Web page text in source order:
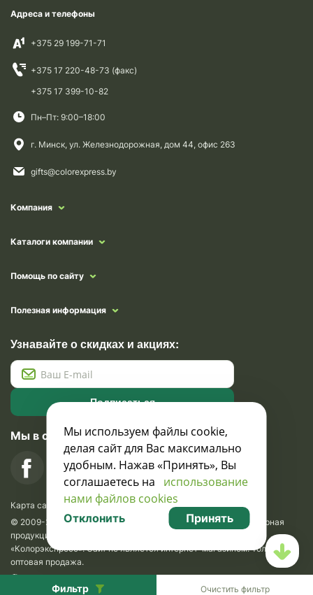
Фильтр Очистить фильтр
Адреса и телефоны
+375 29 199-71-71
+375 17 220-48-73 (факс)
+375 17 399-10-82
Пн–Пт: 9:00–18:00
г. Минск, ул. Железнодорожная, дом 44, офис 263
gifts@colorexpress.by
Компания
Каталоги компании
Помощь по сайту
Полезная информация
Узнавайте о скидках и акциях:
Подписаться
Мы в социальных сетях
Карта сайта
© 2009-2026 Krasavik.by. Сувениры оптом. Рекламно-сувенирная
продукция и сувениры с логотипом. УНН 100873745, ООО
«Колорэкспресс». Сайт не является интернет-магазином. Только
оптовая продажа.
Мы используем файлы cookie,
делая сайт для Вас максимально
удобным. Нажав «Принять», Вы
соглашаетесь на использование
нами файлов cookies
Отклонить Принять